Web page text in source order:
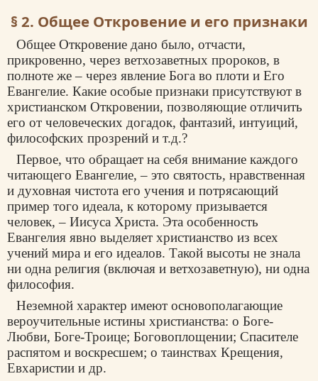
§ 2. Общее Откровение и его признаки
Общее Откровение дано было, отчасти,
прикровенно, через ветхозаветных пророков, в
полноте же – через явление Бога во плоти и Его
Евангелие. Какие особые признаки присутствуют в
христианском Откровении, позволяющие отличить
его от человеческих догадок, фантазий, интуиций,
философских прозрений и т.д.?
Первое, что обращает на себя внимание каждого
читающего Евангелие, – это святость, нравственная
и духовная чистота его учения и потрясающий
пример того идеала, к которому призывается
человек, – Иисуса Христа. Эта особенность
Евангелия явно выделяет христианство из всех
учений мира и его идеалов. Такой высоты не знала
ни одна религия (включая и ветхозаветную), ни одна
философия.
Неземной характер имеют основополагающие
вероучительные истины христианства: о Боге-
Любви, Боге-Троице; Боговоплощении; Спасителе
распятом и воскресшем; о таинствах Крещения,
Евхаристии и др.